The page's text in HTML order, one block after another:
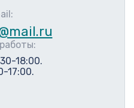
18:00.
17:00.